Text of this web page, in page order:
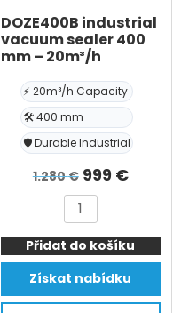
DOZE400B industrial
vacuum sealer 400
mm – 20m³/h
⚡ 20m³/h Capacity
🛠️ 400 mm
🛡️ Durable Industrial
1.280€ Původní
cena
byla:
1.280 €.
999 €
999 €.
DOZE400B
industrial
vacuum
sealer
400
Přidat do košíku
Získat nabídku